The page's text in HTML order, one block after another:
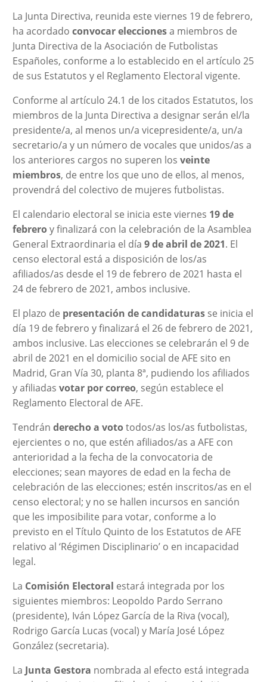
La Junta Directiva, reunida este viernes 19 de febrero,
ha acordado convocar eleccionesa miembros de
Junta Directiva de la Asociación de Futbolistas
Españoles, conforme a lo establecido en el artículo 25
de sus Estatutos y el Reglamento Electoral vigente.
Conforme al artículo 24.1 de los citados Estatutos, los
miembros de la Junta Directiva a designar serán el/la
presidente/a, al menos un/a vicepresidente/a, un/a
secretario/a y un número de vocales que unidos/as a
los anteriores cargos no superen los veinte
miembros, de entre los que uno de ellos, al menos,
provendrá del colectivo de mujeres futbolistas.
El calendario electoral se inicia este viernes 19 de
febreroy finalizará con la celebración de la Asamblea
General Extraordinaria el día 9 de abril de 2021. El
censo electoral está a disposición de los/as
afiliados/as desde el 19 de febrero de 2021 hasta el
24 de febrero de 2021, ambos inclusive.
El plazo de presentación de candidaturasse inicia el
día 19 de febrero y finalizará el 26 de febrero de 2021,
ambos inclusive. Las elecciones se celebrarán el 9 de
abril de 2021 en el domicilio social de AFE sito en
Madrid, Gran Vía 30, planta 8ª, pudiendo los afiliados
y afiliadas votar por correo, según establece el
Reglamento Electoral de AFE.
Tendrán derecho a vototodos/as los/as futbolistas,
ejercientes o no, que estén afiliados/as a AFE con
anterioridad a la fecha de la convocatoria de
elecciones; sean mayores de edad en la fecha de
celebración de las elecciones; estén inscritos/as en el
censo electoral; y no se hallen incursos en sanción
que les imposibilite para votar, conforme a lo
previsto en el Título Quinto de los Estatutos de AFE
relativo al ‘Régimen Disciplinario’ o en incapacidad
legal.
La Comisión Electoral estará integrada por los
siguientes miembros: Leopoldo Pardo Serrano
(presidente), Iván López García de la Riva (vocal),
Rodrigo García Lucas (vocal) y María José López
González (secretaria).
La Junta Gestora nombrada al efecto está integrada